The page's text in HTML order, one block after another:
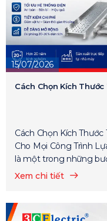
15/07/2026
Cách Chọn Kích
Cách Chọn Kích
Cho Mọi Công Trình
là một trong những
Xem chi tiết